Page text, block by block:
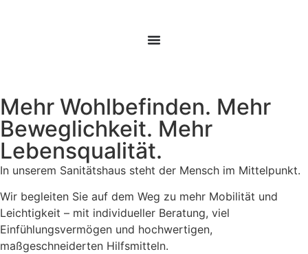
Sanitätshaus
Sanitätshaus
Sanitätshaus
Mehr Wohlbefinden. Mehr
Beweglichkeit. Mehr
Lebensqualität.
In unserem Sanitätshaus steht der Mensch im Mittelpunkt.
Wir begleiten Sie auf dem Weg zu mehr Mobilität und
Leichtigkeit – mit individueller Beratung, viel
Einfühlungsvermögen und hochwertigen,
maßgeschneiderten Hilfsmitteln.